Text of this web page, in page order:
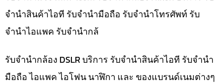
จำนำสินค้าไอที รับจำนำมือถือ รับจำนำโทรศัพท์ รับ
จำนำไอแพค รับจำนำกล้
รับจำนำกล้อง DSLR บริการ รับจำนำสินค้าไอที รับจำนำ
มือถือ ไอแพค ไอโฟน นาฬิกา และ ของแบรนด์เนมต่างๆ